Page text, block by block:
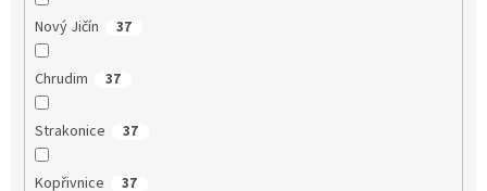
Nový Jičín 37
Chrudim 37
Strakonice 37
Kopřivnice 37